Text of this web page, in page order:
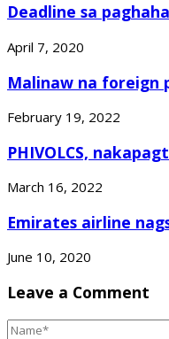
Deadline sa
April 7, 2020
Malinaw na foreign
February 19, 2022
PHIVOLCS,
March 16, 2022
Emirates airline
June 10, 2020
Leave a Comment